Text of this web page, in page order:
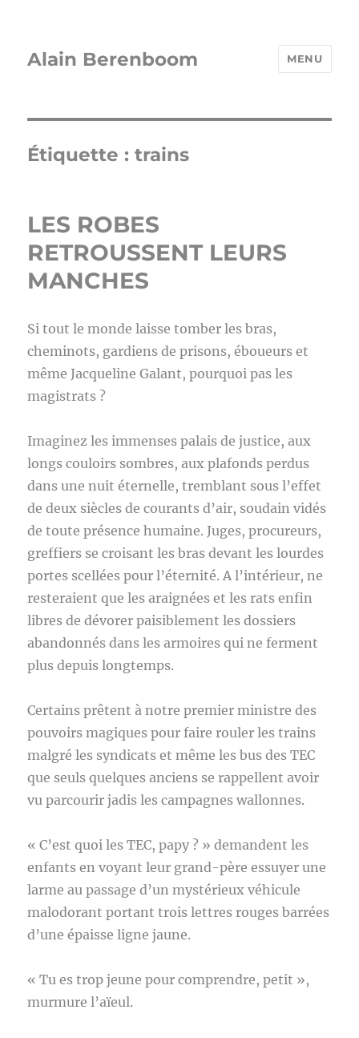
Alain Berenboom MENU
Étiquette :trains
LES ROBES
RETROUSSENT LEURS
MANCHES
Si tout le monde laisse tomber les bras,
cheminots, gardiens de prisons, éboueurs et
même Jacqueline Galant, pourquoi pas les
magistrats ?
Imaginez les immenses palais de justice, aux
longs couloirs sombres, aux plafonds perdus
dans une nuit éternelle, tremblant sous l’effet
de deux siècles de courants d’air, soudain vidés
de toute présence humaine. Juges, procureurs,
greffiers se croisant les bras devant les lourdes
portes scellées pour l’éternité. A l’intérieur, ne
resteraient que les araignées et les rats enfin
libres de dévorer paisiblement les dossiers
abandonnés dans les armoires qui ne ferment
plus depuis longtemps.
Certains prêtent à notre premier ministre des
pouvoirs magiques pour faire rouler les trains
malgré les syndicats et même les bus des TEC
que seuls quelques anciens se rappellent avoir
vu parcourir jadis les campagnes wallonnes.
« C’est quoi les TEC, papy ? » demandent les
enfants en voyant leur grand-père essuyer une
larme au passage d’un mystérieux véhicule
malodorant portant trois lettres rouges barrées
d’une épaisse ligne jaune.
« Tu es trop jeune pour comprendre, petit »,
murmure l’aïeul.